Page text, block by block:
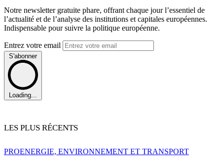
Notre newsletter gratuite phare, offrant chaque jour l’essentiel de
l’actualité et de l’analyse des institutions et capitales européennes.
Indispensable pour suivre la politique européenne.
Entrez votre email
S'abonner
Loading...
LES PLUS RÉCENTS
PROENERGIE, ENVIRONNEMENT ET TRANSPORT